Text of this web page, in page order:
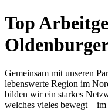
Top
Gemeinsam mit unseren
lebenswerte Region im
bilden wir ein starkes
welches vieles bewegt –